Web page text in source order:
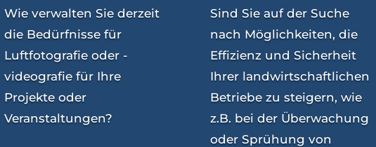
Wie verwalten Sie derzeit
die Bedürfnisse für
Luftfotografie oder -
videografie für Ihre
Projekte oder
Veranstaltungen?
Sind Sie auf der Suche
nach Möglichkeiten, die
Effizienz und Sicherheit
Ihrer landwirtschaftlichen
Betriebe zu steigern, wie
z.B. bei der Überwachung
oder Sprühung von